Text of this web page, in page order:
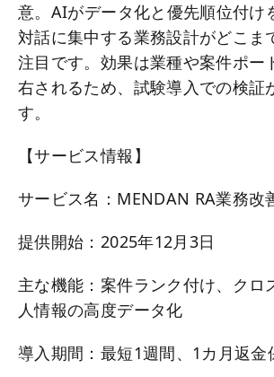
意。AIがデータ化と優先順位付け
対話に集中する業務設計がどこま
注目です。効果は業種や案件ポー
右されるため、試験導入での検証
す。
【サービス情報】
サービス名：MENDAN RA業務改
提供開始：2025年12月3日
主な機能：案件ランク付け、クロ
人情報の高度データ化
導入期間：最短1週間、1カ月返金